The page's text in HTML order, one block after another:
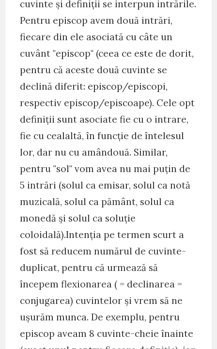
cuvinte şi definiţii se interpun intrările.
Pentru episcop avem două intrări,
fiecare din ele asociată cu câte un
cuvânt "episcop" (ceea ce este de dorit,
pentru că aceste două cuvinte se
declină diferit: episcop/episcopi,
respectiv episcop/episcoape). Cele opt
definiţii sunt asociate fie cu o intrare,
fie cu cealaltă, în funcţie de întelesul
lor, dar nu cu amândouă. Similar,
pentru "sol" vom avea nu mai puţin de
5 intrări (solul ca emisar, solul ca notă
muzicală, solul ca pământ, solul ca
monedă şi solul ca soluţie
coloidală).Intenţia pe termen scurt a
fost să reducem numărul de cuvinte-
duplicat, pentru că urmează să
începem flexionarea ( = declinarea =
conjugarea) cuvintelor şi vrem să ne
uşurăm munca. De exemplu, pentru
episcop aveam 8 cuvinte-cheie înainte